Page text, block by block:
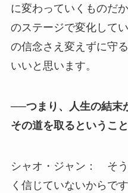
に変わっていくものだ
のステージで変化して
の信念さえ変えずに守
いいと思います。
──つまり、人生の結末
その道を取るというこ
シャオ・ジャン： そう
く信じていないからで